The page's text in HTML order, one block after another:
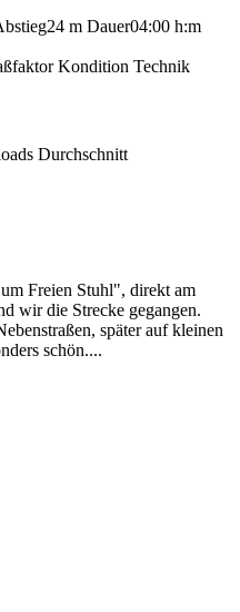
24 m Dauer04:00 h:m
Kondition Technik
Durchschnitt
Freien Stuhl", direkt am
wir die Strecke gegangen.
später auf kleinen
schön....